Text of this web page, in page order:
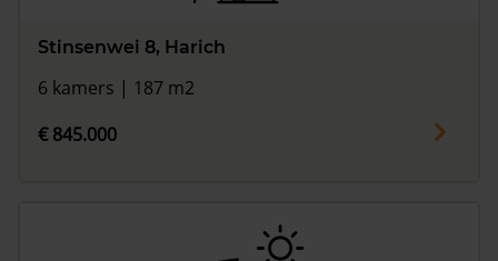
Stinsenwei 8, Harich
6 kamers | 187 m2
€ 845.000